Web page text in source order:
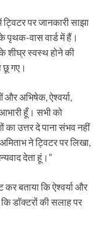
पर जानकारी साझा
पृथक-वास वार्ड में हैं।
शीघ्र स्वस्थ होने की
छू गए।
अभिषेक, ऐश्वर्या,
हूँ। सभी को
का उत्तर दे पाना संभव नहीं
ने ट्विटर पर लिखा,
देता हूं।”
बताया कि ऐश्वर्या और
डॉक्टरों की सलाह पर